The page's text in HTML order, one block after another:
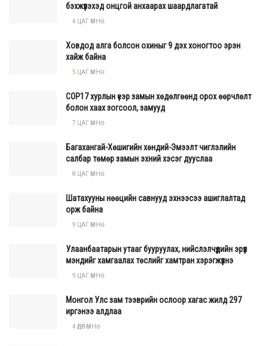
Түүний IQ нь 162 буюу Albert Einstein болон Stephen
бэхжүүлэхэд онцгой анхаарах шаардлагатай
4 ЦАГ ӨМНӨ
Ховдод алга болсон охиныг 9 дэх хоногтоо эрэн
хайж байна
5 ЦАГ ӨМНӨ
COP17 хурлын үеэр замын хөдөлгөөнд орох өөрчлөлт
болон хаах зогсоол, замууд
7 ЦАГ ӨМНӨ
Багахангай-Хөшигийн хөндий-Эмээлт чиглэлийн
салбар төмөр замын эхний хэсэг дууслаа
8 ЦАГ ӨМНӨ
Шатахууны нөөцийн савнууд эхнээсээ ашиглалтад
орж байна
9 ЦАГ ӨМНӨ
Улаанбаатарын утааг бууруулах, нийслэлчүүдийн эрүүл
мэндийг хамгаалах төслийг хамтран хэрэгжүүлнэ
9 ЦАГ ӨМНӨ
Монгол Улс зам тээврийн ослоор хагас жилд 297
иргэнээ алдлаа
4 ӨДӨР ӨМНӨ